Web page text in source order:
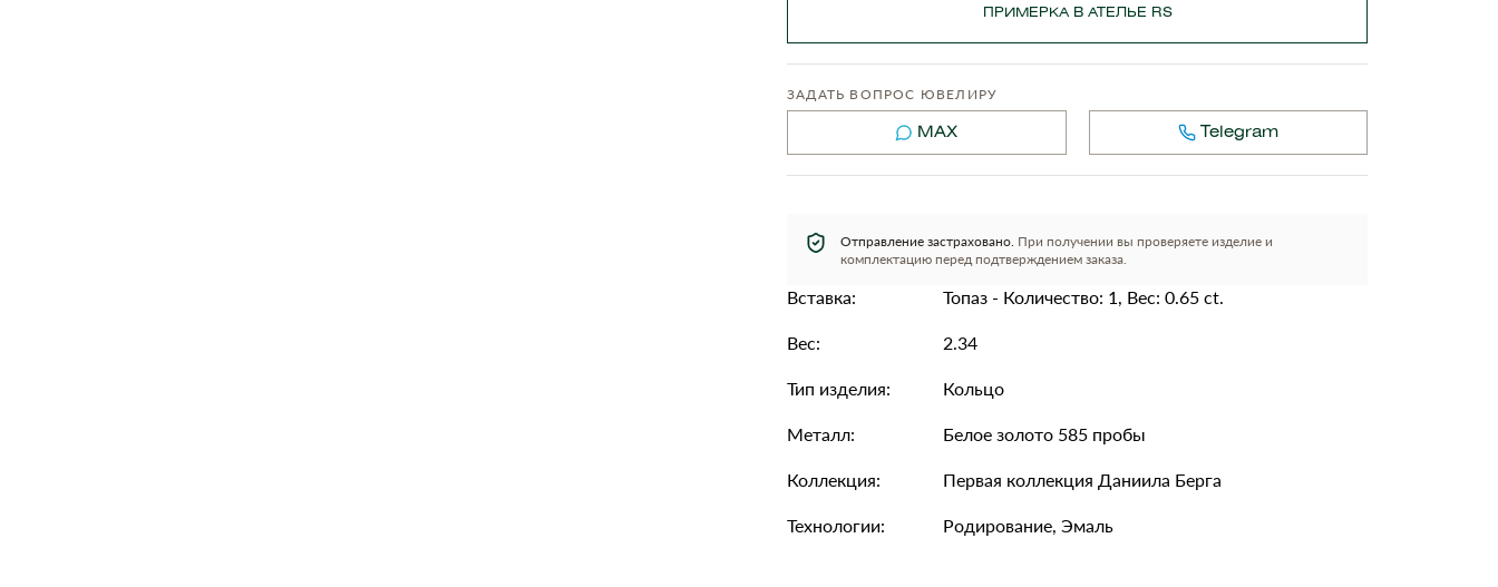
ПРИМЕРКА В АТЕЛЬЕ RS
ЗАДАТЬ ВОПРОС ЮВЕЛИРУ
MAX Telegram
Отправление застраховано. При получении вы проверяете изделие и
комплектацию перед подтверждением заказа.
Вставка:
Топаз - Количество: 1, Вес: 0.65 ct.
Вес:
2.34
Тип изделия:
Кольцо
Металл:
Белое золото 585 пробы
Коллекция:
Первая коллекция Даниила Берга
Технологии:
Родирование, Эмаль